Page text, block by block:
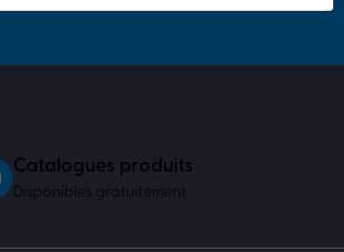
Catalogues produits
Disponibles gratuitement